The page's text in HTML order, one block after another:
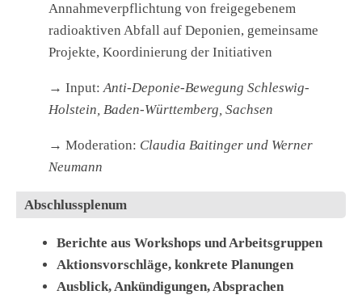
Annahmeverpflichtung von freigegebenem
radioaktiven Abfall auf Deponien, gemeinsame
Projekte, Koordinierung der Initiativen
→ Input:Anti-Deponie-Bewegung Schleswig-
Holstein, Baden-Württemberg, Sachsen
→ Moderation: Claudia Baitinger und Werner
Neumann
Abschlussplenum
Berichte aus Workshops und Arbeitsgruppen
Aktionsvorschläge, konkrete Planungen
Ausblick, Ankündigungen, Absprachen